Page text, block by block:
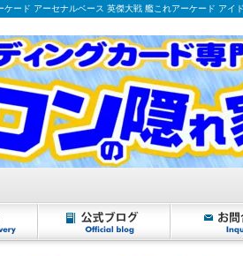
ード アーセナルベース 英傑大戦 艦これアーケード ア